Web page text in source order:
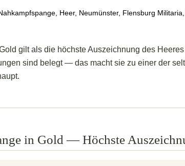
gilt als die höchste Auszeichnung des
sind belegt — das macht sie zu einer der
in Gold — Höchste